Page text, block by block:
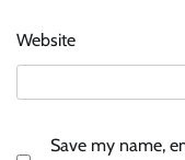
Website
Save my name,